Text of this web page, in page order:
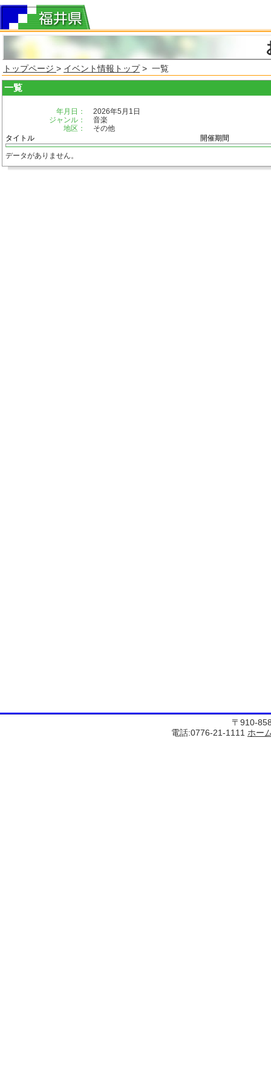
トップページ > イベント情報トップ> 一覧
一覧
年月日：
2026年5月1日
ジャンル：
音楽
地区：
その他
タイトル
開催期間
データがありません。
〒910-
電話:0776-21-1111 ホー